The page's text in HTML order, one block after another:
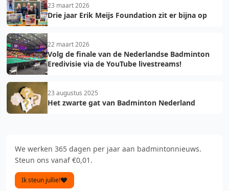
23 maart 2026
Drie jaar Erik Meijs Foundation zit er bijna op
22 maart 2026
Volg de finale van de Nederlandse Badminton
Eredivisie via de YouTube livestreams!
23 augustus 2025
Het zwarte gat van Badminton Nederland
We werken 365 dagen per jaar aan badmintonnieuws.
Steun ons vanaf €0,01.
Ik steun jullie!